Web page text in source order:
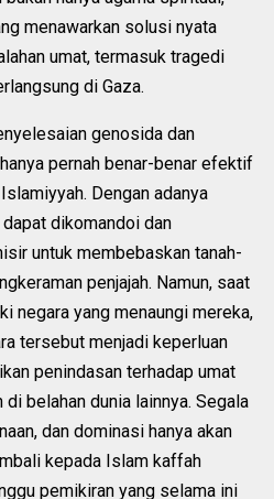
menawarkan solusi nyata
umat, termasuk tragedi
di Gaza.
genosida dan
pernah benar-benar efektif
Dengan adanya
dikomandoi dan
untuk membebaskan tanah-
penjajah. Namun, saat
negara yang menaungi mereka,
tersebut menjadi keperluan
penindasan terhadap umat
belahan dunia lainnya. Segala
dan dominasi hanya akan
kepada Islam kaffah
pemikiran yang selama ini